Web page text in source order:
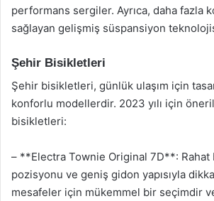
performans sergiler. Ayrıca, daha fazla
sağlayan gelişmiş süspansiyon
Şehir Bisikletleri
Şehir bisikletleri, günlük ulaşım için
konforlu modellerdir. 2023 yılı için
bisikletleri:
– **Electra Townie Original 7D**: Rahat
pozisyonu ve geniş gidon yapısıyla
mesafeler için mükemmel bir seçimdir